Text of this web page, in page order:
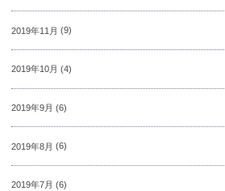
2019年11月 (9)
2019年10月 (4)
2019年9月 (6)
2019年8月 (6)
2019年7月 (6)